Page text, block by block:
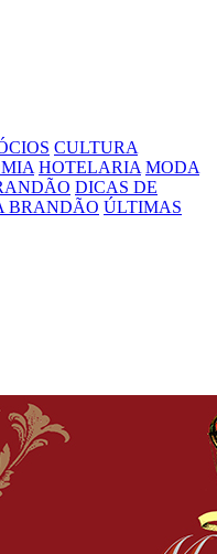
CULTURA
HOTELARIA MODA
DICAS DE
BRANDÃO ÚLTIMAS